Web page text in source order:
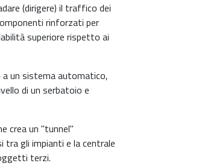
(dirigere) il traffico dei
rinforzati per
superiore rispetto ai
a un sistema automatico,
di un serbatoio e
crea un "tunnel"
gli impianti e la centrale
terzi.